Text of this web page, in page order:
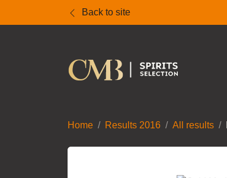
Back to site
Home Results 2016 All results